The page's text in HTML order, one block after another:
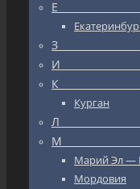
Е_________________
З_________________
И_________________
К_________________
Курган
Л_________________
М_________________
Марий Эл —
Мордовия